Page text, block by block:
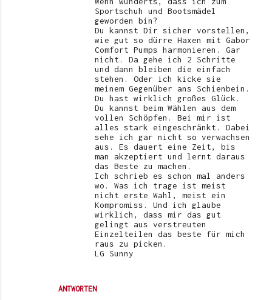
ANTWORTEN
Sportschuh und Bootsmädel
geworden bin?
Du kannst Dir sicher vorstellen,
wie gut so dürre Haxen mit Gabor
Comfort Pumps harmonieren. Gar
nicht. Da gehe ich 2 Schritte
und dann bleiben die einfach
stehen. Oder ich kicke sie
meinem Gegenüber ans Schienbein.
Du hast wirklich großes Glück.
Du kannst beim Wählen aus dem
vollen Schöpfen. Bei mir ist
alles stark eingeschränkt. Dabei
sehe ich gar nicht so verwachsen
aus. Es dauert eine Zeit, bis
man akzeptiert und lernt daraus
das Beste zu machen.
Ich schrieb es schon mal anders
wo. Was ich trage ist meist
nicht erste Wahl, meist ein
Kompromiss. Und ich glaube
wirklich, dass mir das gut
gelingt aus verstreuten
Einzelteilen das beste für mich
raus zu picken.
LG Sunny